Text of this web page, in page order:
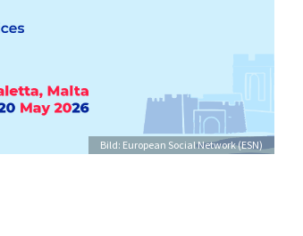
Credit
Bild: European Social Network (ESN)